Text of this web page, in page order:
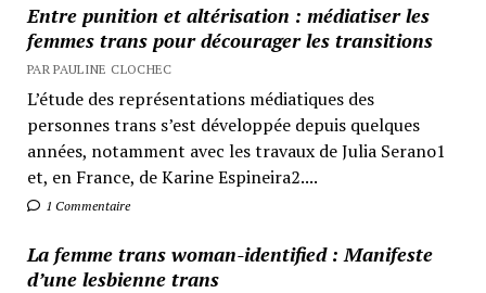
Entre punition et altérisation : médiatiser les
femmes trans pour décourager les transitions
PAR PAULINE CLOCHEC
L’étude des représentations médiatiques des
personnes trans s’est développée depuis quelques
années, notamment avec les travaux de Julia Serano1
et, en France, de Karine Espineira2....
1 Commentaire
La femme trans woman-identified : Manifeste
d’une lesbienne trans